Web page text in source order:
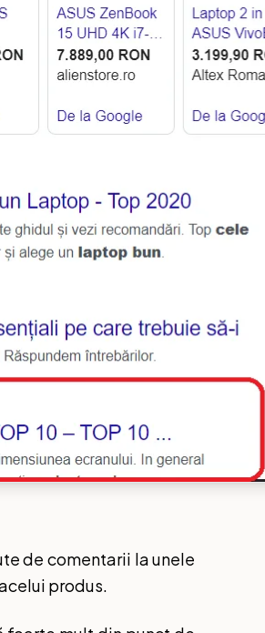
de comentarii la unele
produs.